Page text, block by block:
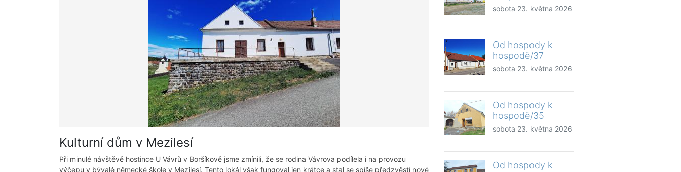
Kulturní dům v Mezilesí
Při minulé návštěvě hostince U Vávrů v Boršíkově jsme zmínili, že se rodina Vávrova podílela i na provozu
výčepu v bývalé německé škole v Mezilesí. Tento lokál však fungoval jen krátce a stal se spíše předzvěstí nové
sobota 23. května 2026
Od hospody k
hospodě/37
sobota 23. května 2026
Od hospody k
hospodě/35
sobota 23. května 2026
Od hospody k